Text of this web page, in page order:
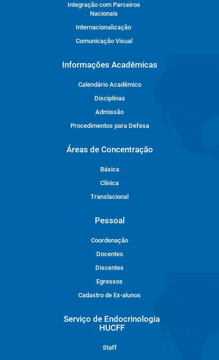
Integração com Parceiros
Nacionais
Internacionalização
Comunicação Visual
Informações Acadêmicas
Calendário Acadêmico
Disciplinas
Admissão
Procedimentos para Defesa
Áreas de Concentração
Básica
Clínica
Translacional
Pessoal
Coordenação
Docentes
Discentes
Egressos
Cadastro de Ex-alunos
Serviço de Endocrinologia
HUCFF
Staff